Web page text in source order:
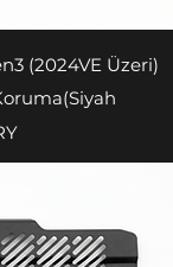
(2024VE Üzeri)